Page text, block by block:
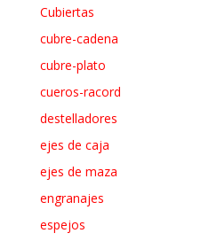
Cubiertas
cubre-cadena
cubre-plato
cueros-racord
destelladores
ejes de caja
ejes de maza
engranajes
espejos